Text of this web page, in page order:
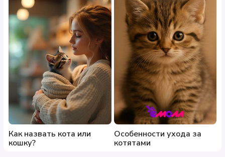
Как назвать кота или
кошку?
Особенности ухода за
котятами